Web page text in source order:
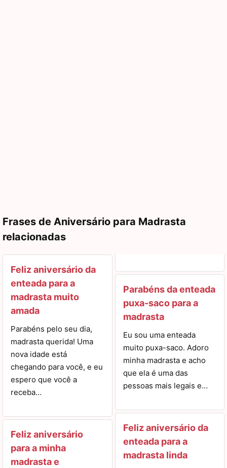
Frases de Aniversário para Madrasta
relacionadas
Feliz aniversário da
enteada para a
madrasta muito
amada
Parabéns pelo seu dia,
madrasta querida! Uma
nova idade está
chegando para você, e eu
espero que você a
receba…
Feliz aniversário
para a minha
madrasta e
Parabéns da enteada
puxa-saco para a
madrasta
Eu sou uma enteada
muito puxa-saco. Adoro
minha madrasta e acho
que ela é uma das
pessoas mais legais e…
Feliz aniversário da
enteada para a
madrasta linda